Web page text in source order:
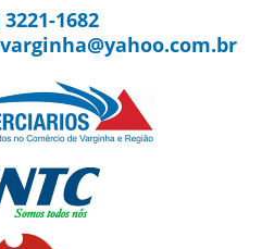
3221-1682